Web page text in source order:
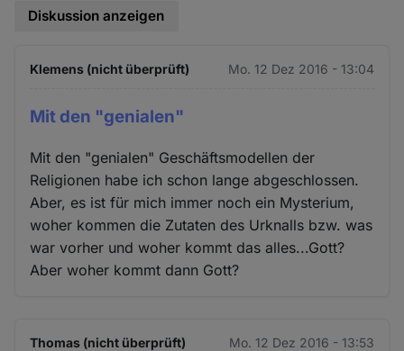
Diskussion anzeigen
Klemens (nicht überprüft) Mo. 12 Dez 2016 - 13:04
Mit den "genialen"
Mit den "genialen" Geschäftsmodellen der
Religionen habe ich schon lange abgeschlossen.
Aber, es ist für mich immer noch ein Mysterium,
woher kommen die Zutaten des Urknalls bzw. was
war vorher und woher kommt das alles...Gott?
Aber woher kommt dann Gott?
Thomas (nicht überprüft) Mo. 12 Dez 2016 - 13:53